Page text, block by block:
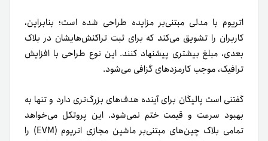
اتریوم با مدلی مبتنی‌بر مزایده طراحی شده است؛ بنابراین،
کاربران را تشویق می‌کند که برای ثبت تراکنش‌هایشان در بلاک
بعدی، مبلغ بیشتری پیشنهاد کنند. این نوع طراحی با افزایش
ترافیک، موجب کارمزدهای گزافی می‌شود.
گفتنی است پالیگان برای آینده هدف‌های بزرگ‌تری دارد و تنها به
بهبود سرعت و قیمت ختم نمی‌شود. این پروتکل می‌خواهد
تمامی بلاک‌ چین‌های مبتنی‌بر ماشین مجازی اتریوم (EVM) را